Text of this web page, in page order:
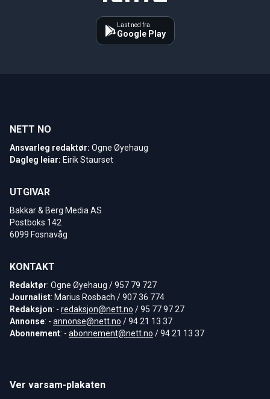
Last ned fra
Google Play
NETT NO
Ansvarleg redaktør: Ogne Øyehaug
Dagleg leiar: Eirik Staurset
UTGIVAR
Bakkar & Berg Media AS
Postboks 142
6099 Fosnavåg
KONTAKT
Redaktør: Ogne Øyehaug / 957 79 727
Journalist: Marius Rosbach / 907 36 774
Redaksjon: - redaksjon@nett.no / 95 77 97 27
Annonse: - annonse@nett.no / 94 21 13 37
Abonnement: - abonnement@nett.no / 94 21 13 37
Ver varsam-plakaten